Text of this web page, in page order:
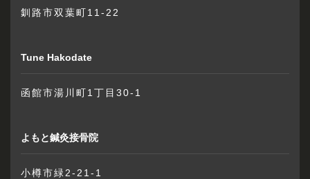
釧路市双葉町11-22
Tune Hakodate
函館市湯川町1丁目30-1
よもと鍼灸接骨院
小樽市緑2-21-1